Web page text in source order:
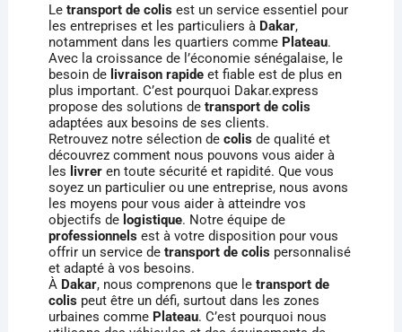
Le transport de colisest un service essentiel pour
les entreprises et les particuliers à Dakar,
notamment dans les quartiers comme Plateau.
Avec la croissance de l’économie sénégalaise, le
besoin de livraison rapideet fiable est de plus en
plus important. C’est pourquoi Dakar.express
propose des solutions de transport de colis
adaptées aux besoins de ses clients.
Retrouvez notre sélection de colisde qualité et
découvrez comment nous pouvons vous aider à
les livreren toute sécurité et rapidité. Que vous
soyez un particulier ou une entreprise, nous avons
les moyens pour vous aider à atteindre vos
objectifs de logistique. Notre équipe de
professionnelsest à votre disposition pour vous
offrir un service de transport de colispersonnalisé
et adapté à vos besoins.
À Dakar, nous comprenons que le transport de
colispeut être un défi, surtout dans les zones
urbaines comme Plateau. C’est pourquoi nous